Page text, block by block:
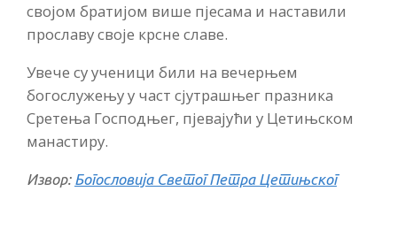
својом братијом више пјесама и наставили
прославу своје крсне славе.
Увече су ученици били на вечерњем
богослужењу у част сјутрашњег празника
Сретења Господњег, пјевајући у Цетињском
манастиру.
Извор: Богословија Светог Петра Цетињског